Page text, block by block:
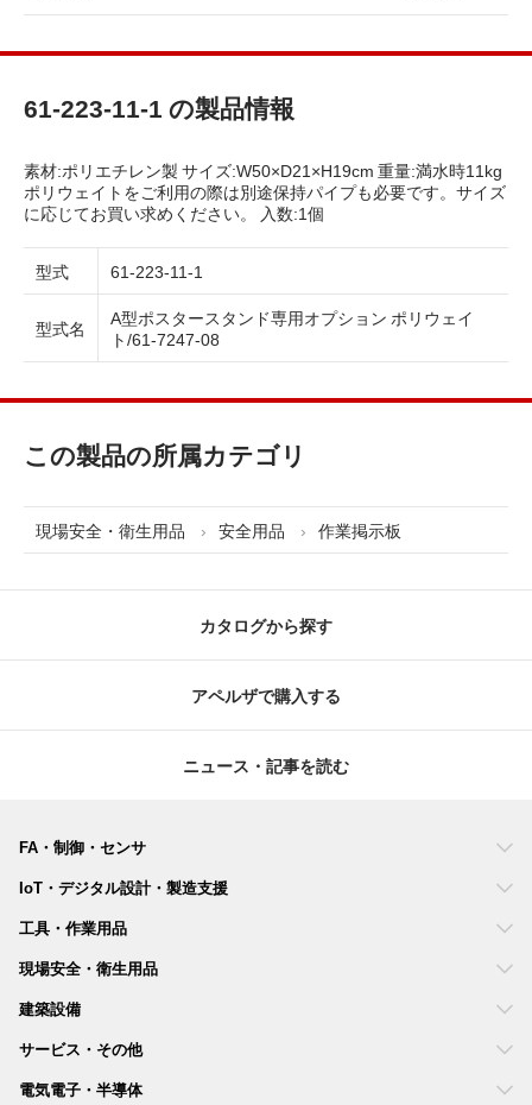
61-223-11-1 の製品情報
素材:ポリエチレン製 サイズ:W50×D21×H19cm 重量:満水時11kg
ポリウェイトをご利用の際は別途保持パイプも必要です。サイズ
に応じてお買い求めください。 入数:1個
型式 61-223-11-1
型式名
A型ポスタースタンド専用オプション ポリウェイ
ト/61-7247-08
この製品の所属カテゴリ
現場安全・衛生用品 安全用品 作業掲示板
カタログから探す
アペルザで購入する
ニュース・記事を読む
FA・制御・センサ
IoT・デジタル設計・製造支援
工具・作業用品
現場安全・衛生用品
建築設備
サービス・その他
電気電子・半導体